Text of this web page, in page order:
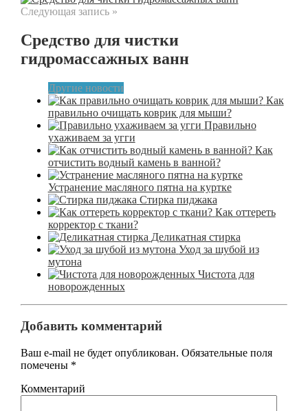
Следующая запись »
Средство для чистки
гидромассажных ванн
Другие новости
Как
правильно очищать коврик для мыши?
Правильно
ухаживаем за угги
Как
отчистить водный камень в ванной?
Устранение масляного пятна на куртке
Стирка пиджака
Как оттереть
корректор с ткани?
Деликатная стирка
Уход за шубой из
мутона
Чистота для
новорожденных
Добавить комментарий
Ваш e-mail не будет опубликован. Обязательные поля
помечены *
Комментарий